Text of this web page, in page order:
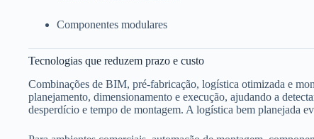
Componentes modulares
Tecnologias que reduzem prazo e custo
Combinações de BIM, pré-fabricação, logística otimizada e
planejamento, dimensionamento e execução, ajudando a
desperdício e tempo de montagem. A logística bem planejada